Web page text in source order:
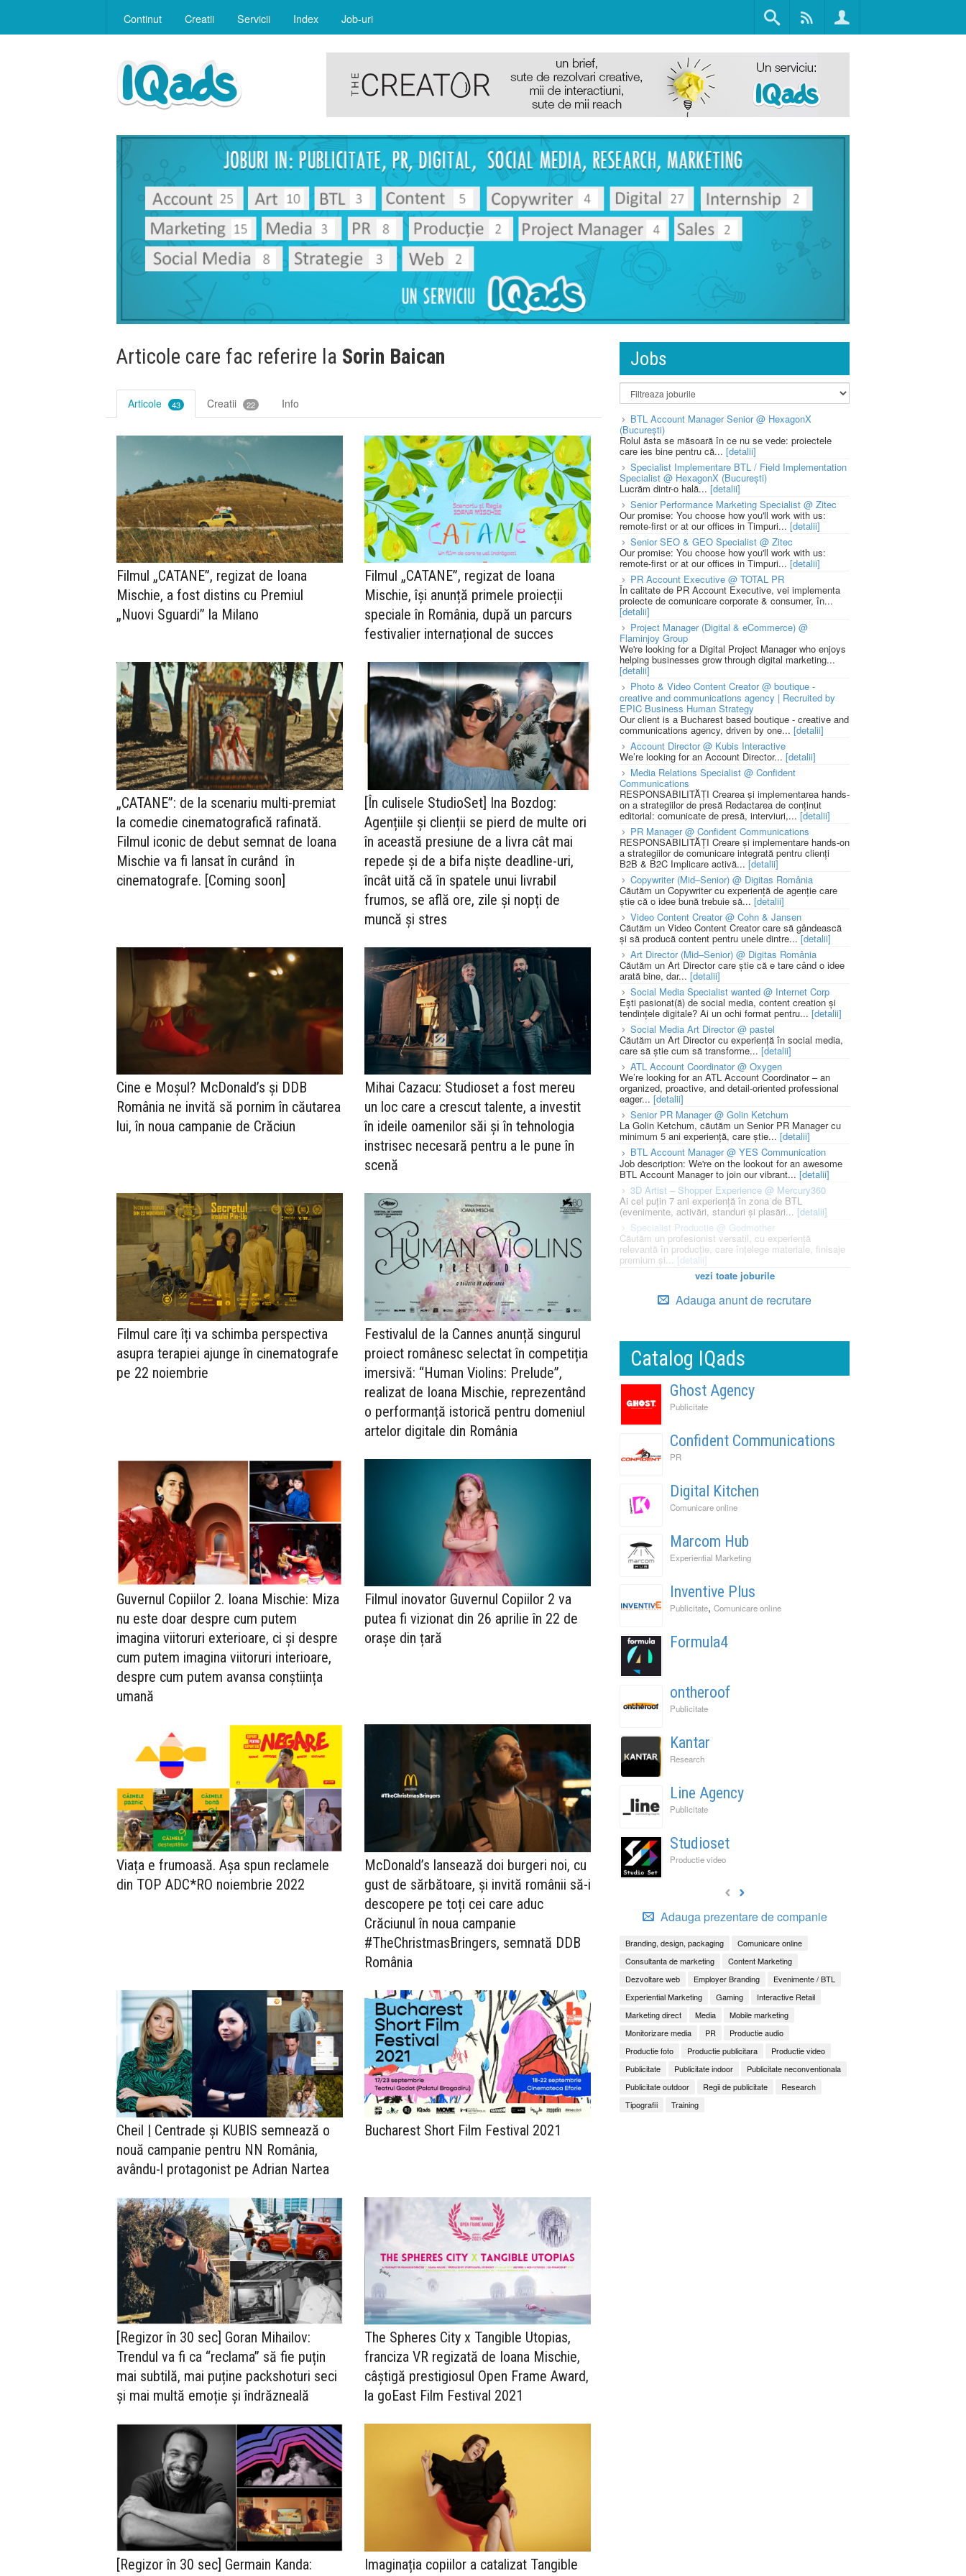
Continut Creatii Servicii Index Job-uri
Articole care fac referire la Sorin Baican
Articole 43 Creatii 22 Info
Filmul „CATANE”, regizat de Ioana
Mischie, a fost distins cu Premiul
„Nuovi Sguardi” la Milano
Filmul „CATANE”, regizat de Ioana
Mischie, își anunță primele proiecții
speciale în România, după un parcurs
festivalier internațional de succes
„CATANE”: de la scenariu multi-premiat
la comedie cinematografică rafinată.
Filmul iconic de debut semnat de Ioana
Mischie va fi lansat în curând în
cinematografe. [Coming soon]
[În culisele StudioSet] Ina Bozdog:
Agențiile și clienții se pierd de multe ori
în această presiune de a livra cât mai
repede și de a bifa niște deadline-uri,
încât uită că în spatele unui livrabil
frumos, se află ore, zile și nopți de
muncă și stres
Cine e Moșul? McDonald’s și DDB
România ne invită să pornim în căutarea
lui, în noua campanie de Crăciun
Mihai Cazacu: Studioset a fost mereu
un loc care a crescut talente, a investit
în ideile oamenilor săi și în tehnologia
instrisec necesară pentru a le pune în
scenă
Filmul care îți va schimba perspectiva
asupra terapiei ajunge în cinematografe
pe 22 noiembrie
Festivalul de la Cannes anunță singurul
proiect românesc selectat în competiția
imersivă: “Human Violins: Prelude”,
realizat de Ioana Mischie, reprezentând
o performanță istorică pentru domeniul
artelor digitale din România
Guvernul Copiilor 2. Ioana Mischie: Miza
nu este doar despre cum putem
imagina viitoruri exterioare, ci și despre
cum putem imagina viitoruri interioare,
despre cum putem avansa conștiința
umană
Filmul inovator Guvernul Copiilor 2 va
putea fi vizionat din 26 aprilie în 22 de
orașe din țară
Viața e frumoasă. Așa spun reclamele
din TOP ADC*RO noiembrie 2022
McDonald’s lansează doi burgeri noi, cu
gust de sărbătoare, și invită românii să-i
descopere pe toți cei care aduc
Crăciunul în noua campanie
#TheChristmasBringers, semnată DDB
România
Cheil | Centrade și KUBIS semnează o
nouă campanie pentru NN România,
avându-l protagonist pe Adrian Nartea
Bucharest Short Film Festival 2021
[Regizor în 30 sec] Goran Mihailov:
Trendul va fi ca “reclama” să fie puțin
mai subtilă, mai puține packshoturi seci
și mai multă emoție și îndrăzneală
The Spheres City x Tangible Utopias,
franciza VR regizată de Ioana Mischie,
câștigă prestigiosul Open Frame Award,
la goEast Film Festival 2021
[Regizor în 30 sec] Germain Kanda:
Imaginația copiilor a catalizat Tangible
Jobs
BTL Account Manager Senior @ HexagonX
(București)
Rolul ăsta se măsoară în ce nu se vede: proiectele
care ies bine pentru că... [detalii]
Specialist Implementare BTL / Field Implementation
Specialist @ HexagonX (București)
Lucrăm dintr-o hală... [detalii]
Senior Performance Marketing Specialist @ Zitec
Our promise: You choose how you'll work with us:
remote-first or at our offices in Timpuri... [detalii]
Senior SEO & GEO Specialist @ Zitec
Our promise: You choose how you'll work with us:
remote-first or at our offices in Timpuri... [detalii]
PR Account Executive @ TOTAL PR
În calitate de PR Account Executive, vei implementa
proiecte de comunicare corporate & consumer, în...
[detalii]
Project Manager (Digital & eCommerce) @
Flaminjoy Group
We're looking for a Digital Project Manager who enjoys
helping businesses grow through digital marketing...
[detalii]
Photo & Video Content Creator @ boutique -
creative and communications agency | Recruited by
EPIC Business Human Strategy
Our client is a Bucharest based boutique - creative and
communications agency, driven by one... [detalii]
Account Director @ Kubis Interactive
We’re looking for an Account Director... [detalii]
Media Relations Specialist @ Confident
Communications
RESPONSABILITĂȚI Crearea și implementarea hands-
on a strategiilor de presă Redactarea de conținut
editorial: comunicate de presă, interviuri,... [detalii]
PR Manager @ Confident Communications
RESPONSABILITĂȚI Creare și implementare hands-on
a strategiilor de comunicare integrată pentru clienți
B2B & B2C Implicare activă... [detalii]
Copywriter (Mid–Senior) @ Digitas România
Căutăm un Copywriter cu experiență de agenție care
știe că o idee bună trebuie să... [detalii]
Video Content Creator @ Cohn & Jansen
Căutăm un Video Content Creator care să gândească
și să producă content pentru unele dintre...[detalii]
Art Director (Mid–Senior) @ Digitas România
Căutăm un Art Director care știe că e tare când o idee
arată bine, dar... [detalii]
Social Media Specialist wanted @ Internet Corp
Ești pasionat(ă) de social media, content creation și
tendințele digitale? Ai un ochi format pentru... [detalii]
Social Media Art Director @ pastel
Căutăm un Art Director cu experiență în social media,
care să știe cum să transforme... [detalii]
ATL Account Coordinator @ Oxygen
We’re looking for an ATL Account Coordinator – an
organized, proactive, and detail-oriented professional
eager... [detalii]
Senior PR Manager @ Golin Ketchum
La Golin Ketchum, căutăm un Senior PR Manager cu
minimum 5 ani experiență, care știe... [detalii]
BTL Account Manager @ YES Communication
Job description: We're on the lookout for an awesome
BTL Account Manager to join our vibrant... [detalii]
3D Artist – Shopper Experience @ Mercury360
Ai cel puțin 7 ani experiență în zona de BTL
(evenimente, activări, standuri și plasări... [detalii]
Specialist Productie @ Godmother
Căutăm un profesionist versatil, cu experiență
relevantă în producție, care înțelege materiale, finisaje
premium și... [detalii]
vezi toate joburile
Adauga anunt de recrutare
Catalog IQads
Ghost Agency
Publicitate
Confident Communications
PR
Digital Kitchen
Comunicare online
Marcom Hub
Experiential Marketing
Inventive Plus
Publicitate, Comunicare online
Formula4
ontheroof
Publicitate
Kantar
Research
Line Agency
Publicitate
Studioset
Productie video
Adauga prezentare de companie
Branding, design, packaging
Comunicare online
Consultanta de marketing
Content Marketing
Dezvoltare web
Employer Branding
Evenimente / BTL
Experiential Marketing
Gaming
Interactive Retail
Marketing direct
Media
Mobile marketing
Monitorizare media
PR
Productie audio
Productie foto
Productie publicitara
Productie video
Publicitate
Publicitate indoor
Publicitate neconventionala
Publicitate outdoor
Regii de publicitate
Research
Tipografii
Training